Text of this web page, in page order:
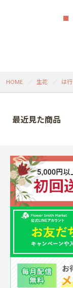
HOME 生花 は行
最近見た商品